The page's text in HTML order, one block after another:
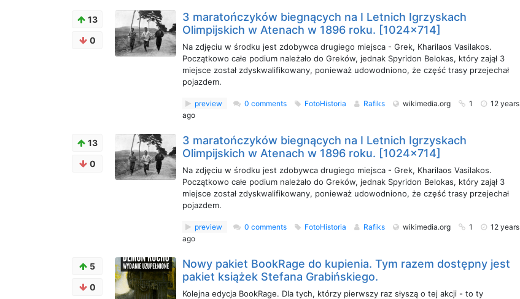
13
0
3 maratończyków biegnących na I Letnich Igrzyskach
Olimpijskich w Atenach w 1896 roku. [1024x714]
Na zdjęciu w środku jest zdobywca drugiego miejsca - Grek, Kharilaos Vasilakos.
Początkowo całe podium należało do Greków, jednak Spyridon Belokas, który zajął 3
miejsce został zdyskwalifikowany, ponieważ udowodniono, że część trasy przejechał
pojazdem.
preview 0 comments FotoHistoria Rafiks wikimedia.org 1
12 years
ago
13
0
3 maratończyków biegnących na I Letnich Igrzyskach
Olimpijskich w Atenach w 1896 roku. [1024x714]
Na zdjęciu w środku jest zdobywca drugiego miejsca - Grek, Kharilaos Vasilakos.
Początkowo całe podium należało do Greków, jednak Spyridon Belokas, który zajął 3
miejsce został zdyskwalifikowany, ponieważ udowodniono, że część trasy przejechał
pojazdem.
preview 0 comments FotoHistoria Rafiks wikimedia.org 1
12 years
ago
5
0
Nowy pakiet BookRage do kupienia. Tym razem dostępny jest
pakiet książek Stefana Grabińskiego.
Kolejna edycja BookRage. Dla tych, którzy pierwszy raz słyszą o tej akcji - to ty